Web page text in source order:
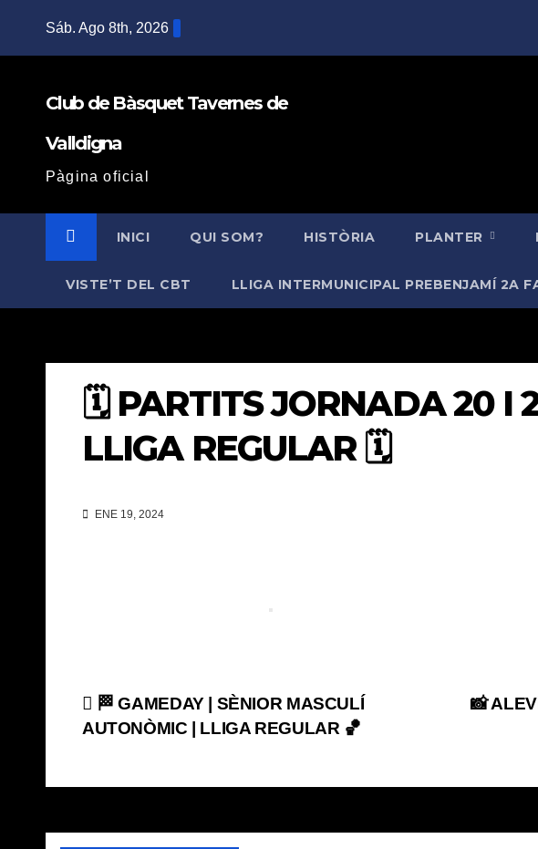
Sáb. Ago 8th, 2026
Club de Bàsquet Tavernes de
Valldigna
Pàgina oficial
INICI QUI SOM? HISTÒRIA PLANTER
VISTE’T DEL CBT LLIGA INTERMUNICIPAL PREBENJAMÍ 2A
🗓️ PARTITS JORNADA 20 I
LLIGA REGULAR 🗓️
ENE 19, 2024
Navegación
entradas
📸
🏁 GAMEDAY | SÈNIOR MASCULÍ
AUTONÒMIC | LLIGA REGULAR 🏀